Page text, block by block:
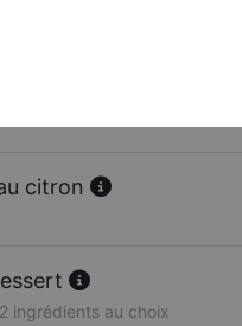
citron
ingrédients au choix